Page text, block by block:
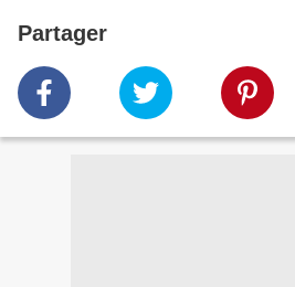
Partager